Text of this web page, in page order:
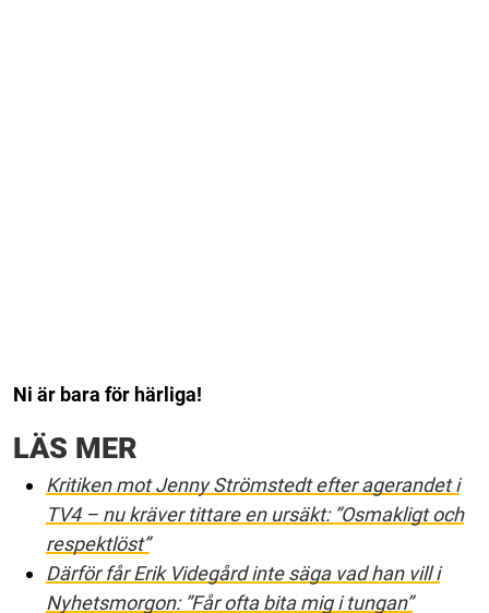
Ni är bara för härliga!
LÄS MER
Kritiken mot Jenny Strömstedt efter agerandet i
TV4 – nu kräver tittare en ursäkt: ”Osmakligt och
respektlöst”
Därför får Erik Videgård inte säga vad han vill i
Nyhetsmorgon: ”Får ofta bita mig i tungan”